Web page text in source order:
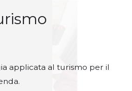
applicata al turismo per il